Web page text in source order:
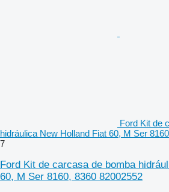
Ford Kit de
hidráulica New Holland Fiat 60, M Ser
7
Ford Kit de carcasa de bomba
60, M Ser 8160, 8360 82002552